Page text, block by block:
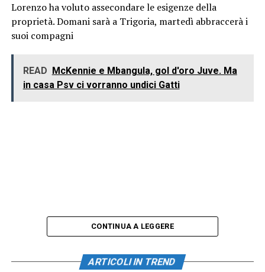
Lorenzo ha voluto assecondare le esigenze della
proprietà. Domani sarà a Trigoria, martedì abbraccerà i
suoi compagni
READ
McKennie e Mbangula, gol d'oro Juve. Ma
in casa Psv ci vorranno undici Gatti
CONTINUA A LEGGERE
ARTICOLI IN TREND